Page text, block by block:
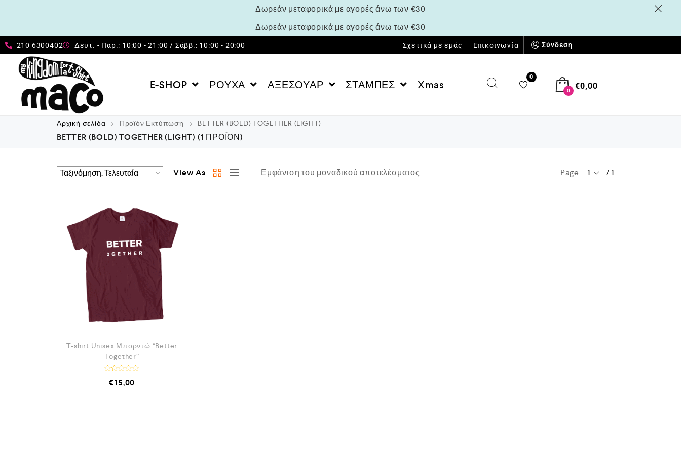
Δωρεάν μεταφορικά με αγορές άνω των €30
Δωρεάν μεταφορικά με αγορές άνω των €30
210 6300402 Δευτ. - Παρ.: 10:00 - 21:00 / Σάββ.: 10:00 - 20:00 Σχετικά με εμάς Επικοινωνία Σύνδεση
E-SHOP ΡΟΥΧΑ ΑΞΕΣΟΥΑΡ ΣΤΑΜΠΕΣ Xmas
0
0 €0,00
Αρχική σελίδα Προϊόν Εκτύπωση BETTER (BOLD) TOGETHER (LIGHT)
BETTER (BOLD) TOGETHER (LIGHT) (1 ΠΡΟΪΌΝ)
View As Εμφάνιση του μοναδικού αποτελέσματος Page 1 /1
T-shirt Unisex Μπορντώ “Better
Together”
€15,00